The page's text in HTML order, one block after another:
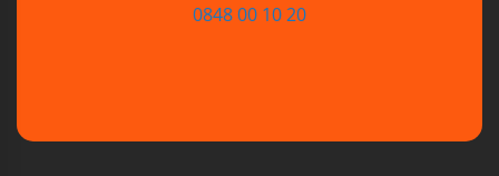
0848 00 10 20